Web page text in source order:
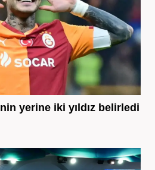
yerine iki yıldız belirledi